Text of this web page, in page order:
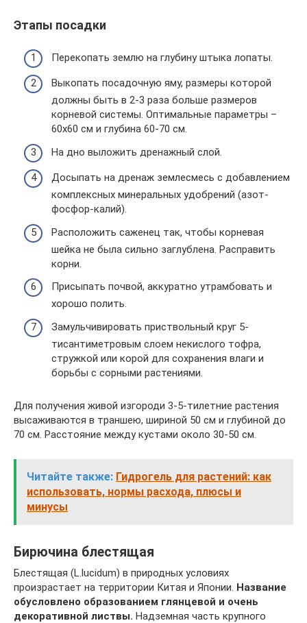
Этапы посадки
Перекопать землю на глубину штыка лопаты.
Выкопать посадочную яму, размеры которой
должны быть в 2-3 раза больше размеров
корневой системы. Оптимальные параметры –
60х60 см и глубина 60-70 см.
На дно выложить дренажный слой.
Досыпать на дренаж землесмесь с добавлением
комплексных минеральных удобрений (азот-
фосфор-калий).
Расположить саженец так, чтобы корневая
шейка не была сильно заглублена. Расправить
корни.
Присыпать почвой, аккуратно утрамбовать и
хорошо полить.
Замульчивировать приствольный круг 5-
тисантиметровым слоем некислого тофра,
стружкой или корой для сохранения влаги и
борьбы с сорными растениями.
Для получения живой изгороди 3-5-тилетние растения
высаживаются в траншею, шириной 50 см и глубиной до
70 см. Расстояние между кустами около 30-50 см.
Читайте также: Гидрогель для растений: как
использовать, нормы расхода, плюсы и
минусы
Бирючина блестящая
Блестящая (L.luсidum) в природных условиях
произрастает на территории Китая и Японии. Название
обусловлено образованием глянцевой и очень
декоративной листвы. Надземная часть крупного